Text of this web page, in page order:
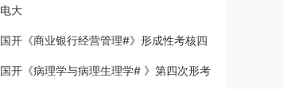
电大
国开《商业银行经营管理#》形成性考核四
国开《病理学与病理生理学# 》第四次形考